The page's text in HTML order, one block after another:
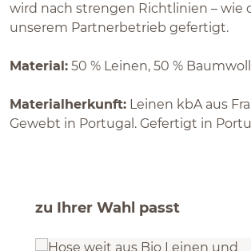
wird nach strengen Richtlinien – wie
unserem Partnerbetrieb gefertigt.
Material: 50 % Leinen, 50 %
Materialherkunft: Leinen kbA aus
Gewebt in Portugal. Gefertigt in
zu Ihrer Wahl passt